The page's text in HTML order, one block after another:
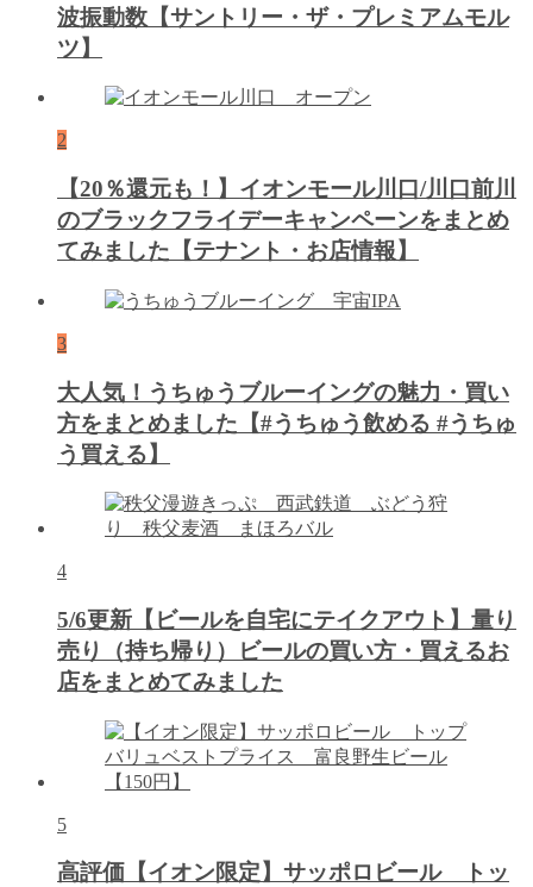
波振動数【サントリー・ザ・プレミアムモル
ツ】
2
【20％還元も！】イオンモール川口/川口前川
のブラックフライデーキャンペーンをまとめ
てみました【テナント・お店情報】
3
大人気！うちゅうブルーイングの魅力・買い
方をまとめました【#うちゅう飲める #うちゅ
う買える】
4
5/6更新【ビールを自宅にテイクアウト】量り
売り（持ち帰り）ビールの買い方・買えるお
店をまとめてみました
5
高評価【イオン限定】サッポロビール トッ